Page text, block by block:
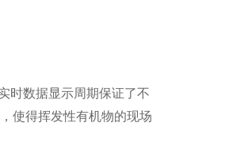
时数据显示周期保证了不
使得挥发性有机物的现场